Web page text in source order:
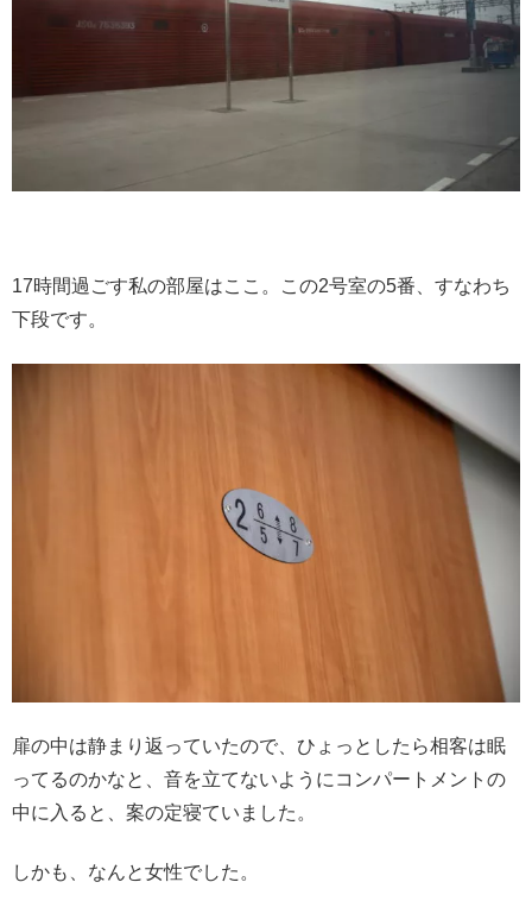
17時間過ごす私の部屋はここ。この2号室の5番、すなわち
下段です。
扉の中は静まり返っていたので、ひょっとしたら相客は眠
ってるのかなと、音を立てないようにコンパートメントの
中に入ると、案の定寝ていました。
しかも、なんと女性でした。